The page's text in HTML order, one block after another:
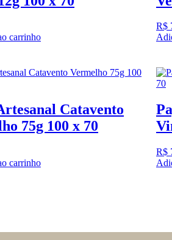
carrinho
R$
Catavento
75g 100 x 70
carrinho
R$